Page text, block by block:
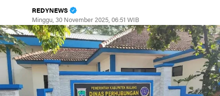
REDYNEWS
Minggu, 30 November 2025, 06:51 WIB